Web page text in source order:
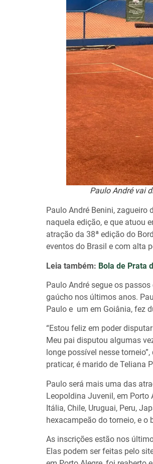
Paulo André vai
Paulo André Benini, zagueiro
naquela edição, e que atuou
atração da 38ª edição do
eventos do Brasil e com alta
Leia também: Bola de Prata
Paulo André segue os
gaúcho nos últimos anos.
Paulo e um em Goiânia, fez
“Estou feliz em poder
Meu pai disputou algumas
longe possível nesse
praticar, é marido de Teliana
Paulo será mais uma das
Leopoldina Juvenil, em Porto
Itália, Chile, Uruguai, Peru,
hexacampeão do torneio, e o
As inscrições estão nos
Elas podem ser feitas pelo